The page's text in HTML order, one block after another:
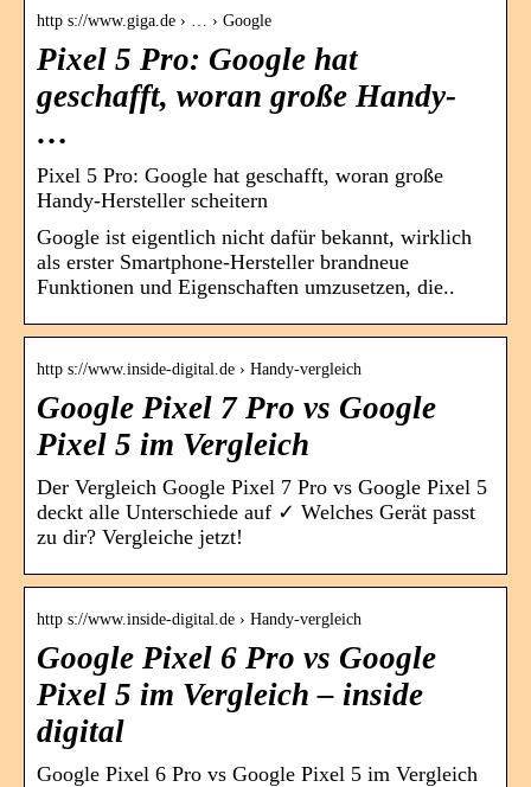
http s://www.giga.de › … › Google
Pixel 5 Pro: Google hat
geschafft, woran große Handy-
…
Pixel 5 Pro: Google hat geschafft, woran große
Handy-Hersteller scheitern
Google ist eigentlich nicht dafür bekannt, wirklich
als erster Smartphone-Hersteller brandneue
Funktionen und Eigenschaften umzusetzen, die..
http s://www.inside-digital.de › Handy-vergleich
Google Pixel 7 Pro vs Google
Pixel 5 im Vergleich
Der Vergleich Google Pixel 7 Pro vs Google Pixel 5
deckt alle Unterschiede auf ✓ Welches Gerät passt
zu dir? Vergleiche jetzt!
http s://www.inside-digital.de › Handy-vergleich
Google Pixel 6 Pro vs Google
Pixel 5 im Vergleich – inside
digital
Google Pixel 6 Pro vs Google Pixel 5 im Vergleich